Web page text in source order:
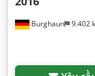
Burghaun 9.402